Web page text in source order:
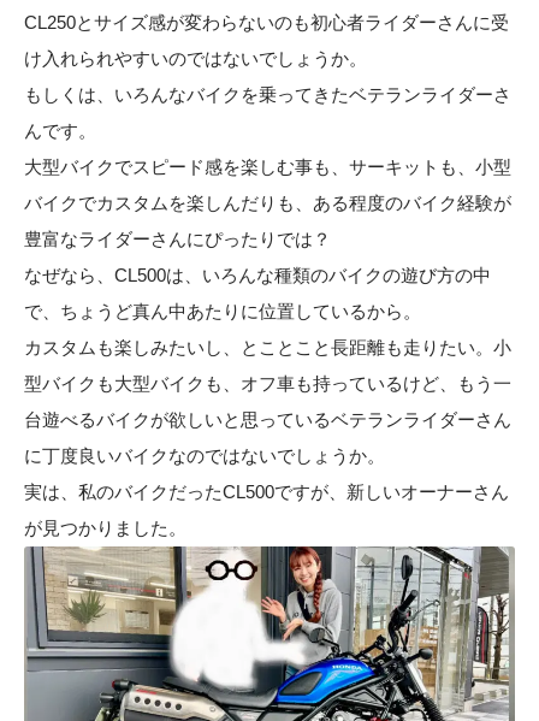
CL250とサイズ感が変わらないのも初心者ライダーさんに受
け入れられやすいのではないでしょうか。
もしくは、いろんなバイクを乗ってきたベテランライダーさ
んです。
大型バイクでスピード感を楽しむ事も、サーキットも、小型
バイクでカスタムを楽しんだりも、ある程度のバイク経験が
豊富なライダーさんにぴったりでは？
なぜなら、CL500は、いろんな種類のバイクの遊び方の中
で、ちょうど真ん中あたりに位置しているから。
カスタムも楽しみたいし、とことこと長距離も走りたい。小
型バイクも大型バイクも、オフ車も持っているけど、もう一
台遊べるバイクが欲しいと思っているベテランライダーさん
に丁度良いバイクなのではないでしょうか。
実は、私のバイクだったCL500ですが、新しいオーナーさん
が見つかりました。